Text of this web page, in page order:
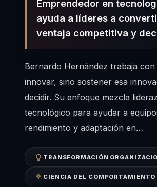
Emprendedor en
ayuda a líderes a
ventaja competitiva y
Bernardo Hernández trabaja
innovar, sino sostener esa
decidir. Su enfoque mezcla
tecnológico para ayudar a
rendimiento y adaptación en…
TRANSFORMACIÓN
CIENCIA DEL COMPORTAMIENTO